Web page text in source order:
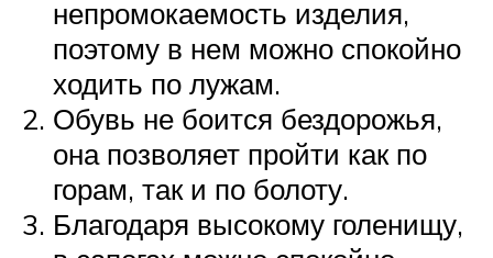
непромокаемость изделия,
поэтому в нем можно спокойно
ходить по лужам.
Обувь не боится бездорожья,
она позволяет пройти как по
горам, так и по болоту.
Благодаря высокому голенищу,